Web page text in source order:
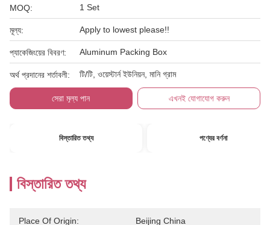
MOQ: 1 Set
মূল্য: Apply to lowest please!!
প্যাকেজিংয়ের বিবরণ: Aluminum Packing Box
অর্থ প্রদানের শর্তাবলী: টি/টি, ওয়েস্টার্ন ইউনিয়ন, মানি গ্রাম
সেরা মূল্য পান এখনই যোগাযোগ করুন
বিস্তারিত তথ্য পণ্যের বর্ণনা
বিস্তারিত তথ্য
Place Of Origin: Beijing China